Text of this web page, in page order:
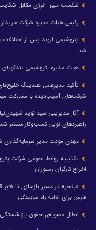
شکست مبین انرژی مقابل
رئیس هیات مدیره شرکت خریدار
شد
هیات مدیره پتروشیمی
تأکید مدیرعامل هلدینگ
شرکت‌های آسیب‌دیده با مشارکت
آثار مدیریتی سید نوید
راهبردهای نوین کسب‌وکار منتشر شد
مهدی مودت مدیر سرمایه‌گذاری
تکذیبیه روابط عمومی شرکت
اخراج کارگران رستوران
«بفجر» در مسیر بازسازی تا فتح
فارس برای ادامه راه سازندگی
ابطال مصوبه‌ی حقوق